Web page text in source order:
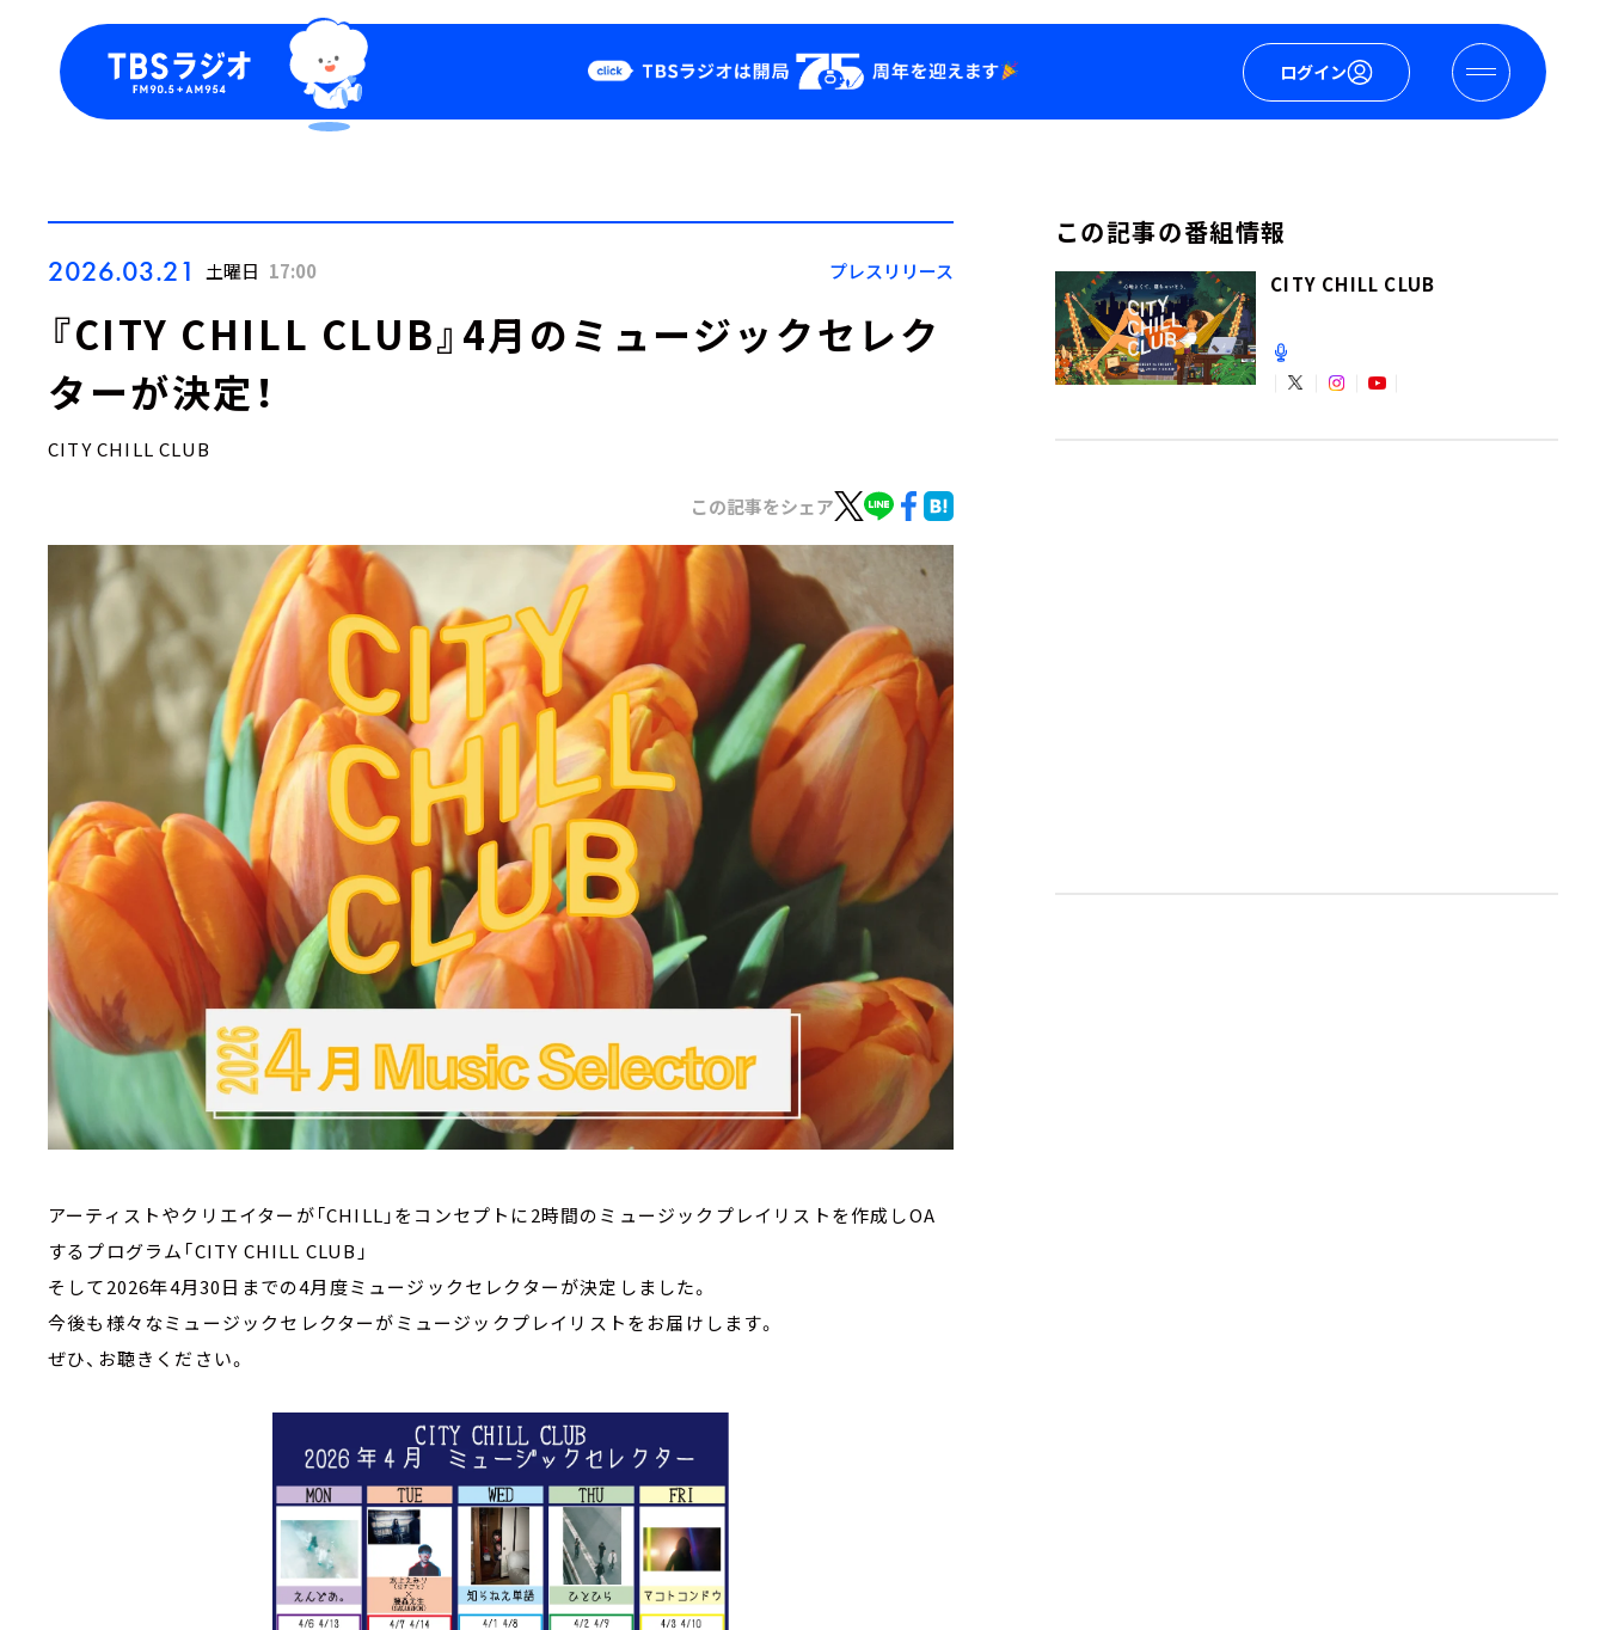
ログイン
Podcast
YouTube
会社情報
2026.03.21 土曜日 17:00 プレスリリース
『CITY CHILL CLUB』4月のミュージックセレク
ターが決定！
CITY CHILL CLUB
この記事をシェア
アーティストやクリエイターが「CHILL」をコンセプトに2時間のミュージックプレイリストを作成しOA
するプログラム「CITY CHILL CLUB」
そして2026年4月30日までの4月度ミュージックセレクターが決定しました。
今後も様々なミュージックセレクターがミュージックプレイリストをお届けします。
ぜひ、お聴きください。
この記事の番組情報
CITY CHILL CLUB